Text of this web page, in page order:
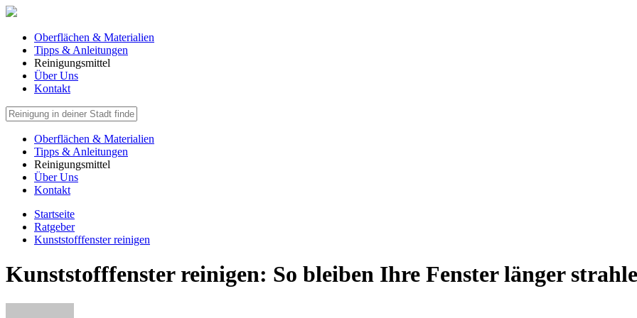
Oberflächen & Materialien
Tipps & Anleitungen
Reinigungsmittel
Über Uns
Kontakt
Oberflächen & Materialien
Tipps & Anleitungen
Reinigungsmittel
Über Uns
Kontakt
Startseite
Ratgeber
Kunststofffenster reinigen
Kunststofffenster reinigen: So bleiben Ihre Fenster länger